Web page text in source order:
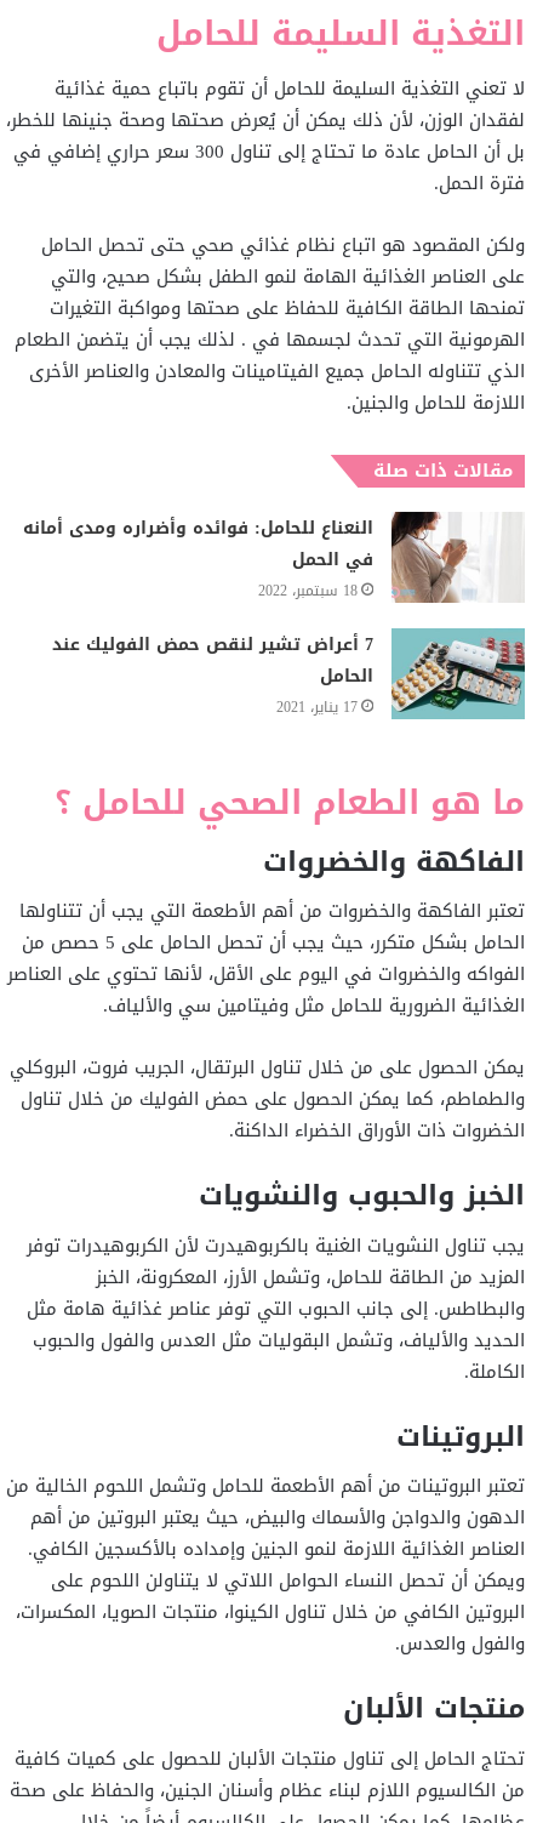
التغذية السليمة للحامل
لا تعني التغذية السليمة للحامل أن تقوم باتباع حمية غذائية
لفقدان الوزن، لأن ذلك يمكن أن يُعرض صحتها وصحة جنينها للخطر،
بل أن الحامل عادة ما تحتاج إلى تناول 300 سعر حراري إضافي في
فترة الحمل.
ولكن المقصود هو اتباع نظام غذائي صحي حتى تحصل الحامل
على العناصر الغذائية الهامة لنمو الطفل بشكل صحيح، والتي
تمنحها الطاقة الكافية للحفاظ على صحتها ومواكبة التغيرات
الهرمونية التي تحدث لجسمها في . لذلك يجب أن يتضمن الطعام
الذي تتناوله الحامل جميع الفيتامينات والمعادن والعناصر الأخرى
اللازمة للحامل والجنين.
مقالات ذات صلة
النعناع للحامل: فوائده وأضراره ومدى أمانه
في الحمل
18 سبتمبر، 2022
7 أعراض تشير لنقص حمض الفوليك عند
الحامل
17 يناير، 2021
ما هو الطعام الصحي للحامل ؟
الفاكهة والخضروات
تعتبر الفاكهة والخضروات من أهم الأطعمة التي يجب أن تتناولها
الحامل بشكل متكرر، حيث يجب أن تحصل الحامل على 5 حصص من
الفواكه والخضروات في اليوم على الأقل، لأنها تحتوي على العناصر
الغذائية الضرورية للحامل مثل وفيتامين سي والألياف.
يمكن الحصول على من خلال تناول البرتقال، الجريب فروت، البروكلي
والطماطم، كما يمكن الحصول على حمض الفوليك من خلال تناول
الخضروات ذات الأوراق الخضراء الداكنة.
الخبز والحبوب والنشويات
يجب تناول النشويات الغنية بالكربوهيدرت لأن الكربوهيدرات توفر
المزيد من الطاقة للحامل، وتشمل الأرز، المعكرونة، الخبز
والبطاطس. إلى جانب الحبوب التي توفر عناصر غذائية هامة مثل
الحديد والألياف، وتشمل البقوليات مثل العدس والفول والحبوب
الكاملة.
البروتينات
تعتبر البروتينات من أهم الأطعمة للحامل وتشمل اللحوم الخالية من
الدهون والدواجن والأسماك والبيض، حيث يعتبر البروتين من أهم
العناصر الغذائية اللازمة لنمو الجنين وإمداده بالأكسجين الكافي.
ويمكن أن تحصل النساء الحوامل اللاتي لا يتناولن اللحوم على
البروتين الكافي من خلال تناول الكينوا، منتجات الصويا، المكسرات،
والفول والعدس.
منتجات الألبان
تحتاج الحامل إلى تناول منتجات الألبان للحصول على كميات كافية
من الكالسيوم اللازم لبناء عظام وأسنان الجنين، والحفاظ على صحة